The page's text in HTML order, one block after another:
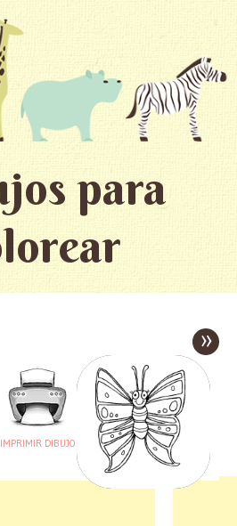
para
IMPRIMIR DIBUJO
»